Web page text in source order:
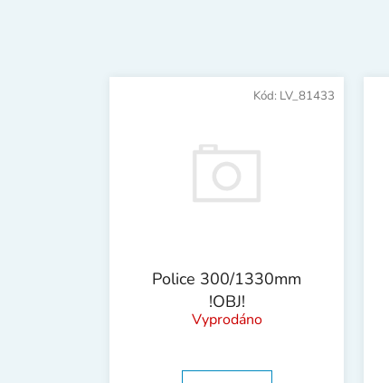
Police 300/1330mm
!OBJ!
Vyprodáno
Kód: LV_81433